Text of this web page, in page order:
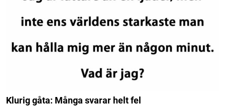
Klurig gåta: Många svarar helt fel